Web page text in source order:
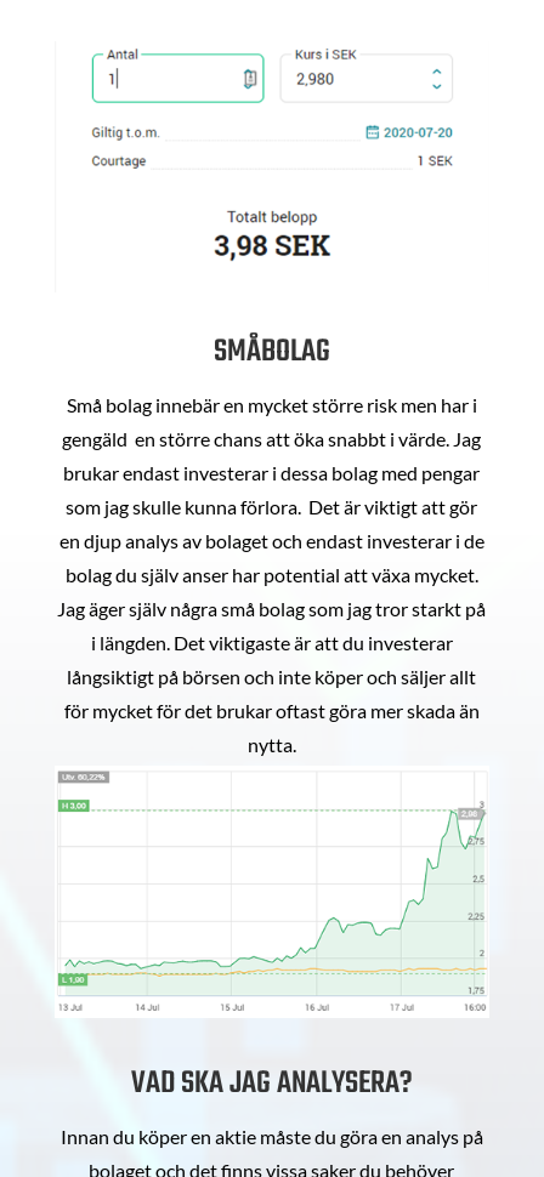
SMÅBOLAG
Små bolag innebär en mycket större risk men har i
gengäld en större chans att öka snabbt i värde. Jag
brukar endast investerar i dessa bolag med pengar
som jag skulle kunna förlora. Det är viktigt att gör
en djup analys av bolaget och endast investerar i de
bolag du själv anser har potential att växa mycket.
Jag äger själv några små bolag som jag tror starkt på
i längden. Det viktigaste är att du investerar
långsiktigt på börsen och inte köper och säljer allt
för mycket för det brukar oftast göra mer skada än
nytta.
VAD SKA JAG ANALYSERA?
Innan du köper en aktie måste du göra en analys på
bolaget och det finns vissa saker du behöver